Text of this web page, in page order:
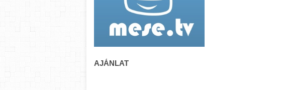
AJÁNLAT